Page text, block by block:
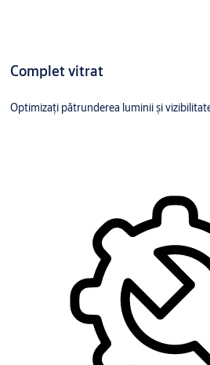
Complet vitrat
Optimizați pătrunderea luminii și